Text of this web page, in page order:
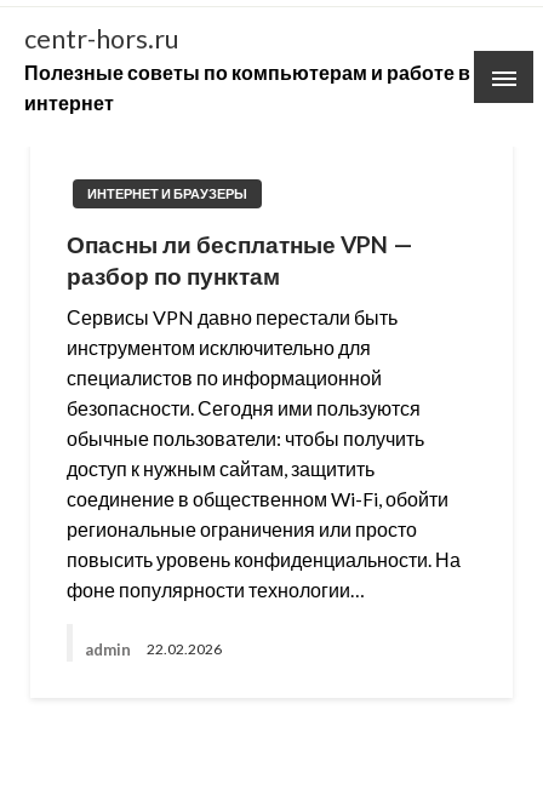
Skip
content
centr-hors.ru
Полезные советы по компьютерам и работе в
интернет
ИНТЕРНЕТ И БРАУЗЕРЫ
Опасны ли бесплатные VPN —
разбор по пунктам
Сервисы VPN давно перестали быть
инструментом исключительно для
специалистов по информационной
безопасности. Сегодня ими пользуются
обычные пользователи: чтобы получить
доступ к нужным сайтам, защитить
соединение в общественном Wi-Fi, обойти
региональные ограничения или просто
повысить уровень конфиденциальности. На
фоне популярности технологии…
admin 22.02.2026